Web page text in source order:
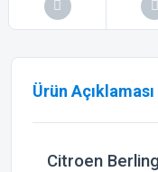
Ürün Açıklaması
Citroen